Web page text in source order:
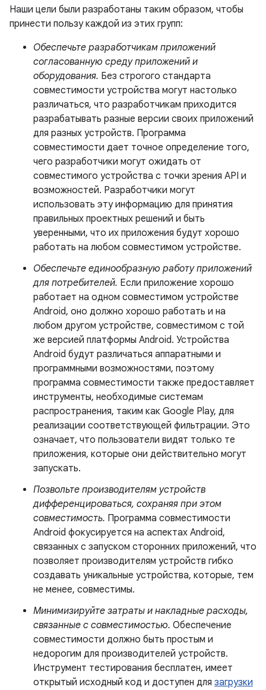
Наши цели были разработаны таким образом, чтобы
принести пользу каждой из этих групп:
Обеспечьте разработчикам приложений
согласованную среду приложений и
оборудования. Без строгого стандарта
совместимости устройства могут настолько
различаться, что разработчикам приходится
разрабатывать разные версии своих приложений
для разных устройств. Программа
совместимости дает точное определение того,
чего разработчики могут ожидать от
совместимого устройства с точки зрения API и
возможностей. Разработчики могут
использовать эту информацию для принятия
правильных проектных решений и быть
уверенными, что их приложения будут хорошо
работать на любом совместимом устройстве.
Обеспечьте единообразную работу приложений
для потребителей. Если приложение хорошо
работает на одном совместимом устройстве
Android, оно должно хорошо работать и на
любом другом устройстве, совместимом с той
же версией платформы Android. Устройства
Android будут различаться аппаратными и
программными возможностями, поэтому
программа совместимости также предоставляет
инструменты, необходимые системам
распространения, таким как Google Play, для
реализации соответствующей фильтрации. Это
означает, что пользователи видят только те
приложения, которые они действительно могут
запускать.
Позвольте производителям устройств
дифференцироваться, сохраняя при этом
совместимость. Программа совместимости
Android фокусируется на аспектах Android,
связанных с запуском сторонних приложений, что
позволяет производителям устройств гибко
создавать уникальные устройства, которые, тем
не менее, совместимы.
Минимизируйте затраты и накладные расходы,
связанные с совместимостью. Обеспечение
совместимости должно быть простым и
недорогим для производителей устройств.
Инструмент тестирования бесплатен, имеет
открытый исходный код и доступен для загрузки